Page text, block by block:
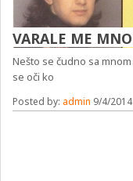
VARALE ME
Nešto se čudno sa
se oči ko
Posted by: admin 9/4/2014